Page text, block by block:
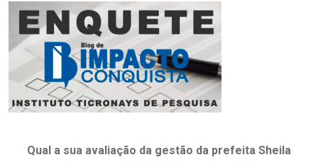
Qual a sua avaliação da gestão da prefeita Sheila